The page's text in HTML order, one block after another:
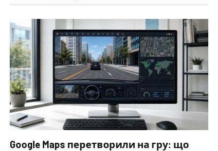
Google Maps перетворили на гру: що